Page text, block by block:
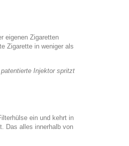
eigenen Zigaretten
Zigarette in weniger als
Injektor spritzt
ein und kehrt in
Das alles innerhalb von